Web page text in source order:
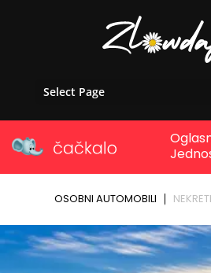
Select Page